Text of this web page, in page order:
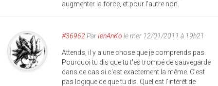
augmenter la force, et pour l'autre non.
#36962 Par IenAnKo le mer 12/01/2011 à 19h21
Attends, il y a une chose que je comprends pas.
Pourquoi tu dis que tu t'es trompé de sauvegarde
dans ce cas si c'est exactement la même. C'est
pas logique ce que tu dis. Quel est l'intérêt de